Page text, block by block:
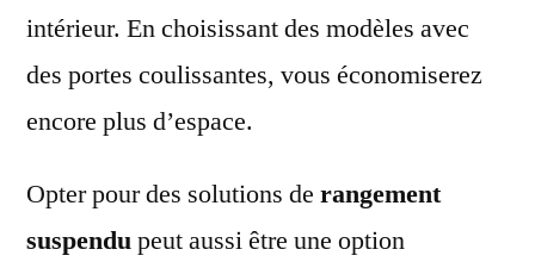
intérieur. En choisissant des modèles avec
des portes coulissantes, vous économiserez
encore plus d’espace.
Opter pour des solutions de rangement
suspendupeut aussi être une option